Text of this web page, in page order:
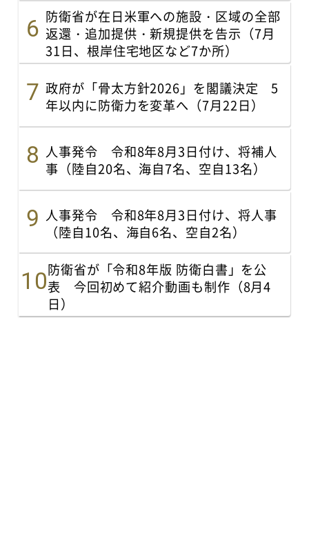
防衛省が在日米軍への施設・区域の全部
返還・追加提供・新規提供を告示（7月
31日、根岸住宅地区など7か所）
政府が「骨太方針2026」を閣議決定 5
年以内に防衛力を変革へ（7月22日）
人事発令 令和8年8月3日付け、将補人
事（陸自20名、海自7名、空自13名）
人事発令 令和8年8月3日付け、将人事
（陸自10名、海自6名、空自2名）
防衛省が「令和8年版 防衛白書」を公
表 今回初めて紹介動画も制作（8月4
日）